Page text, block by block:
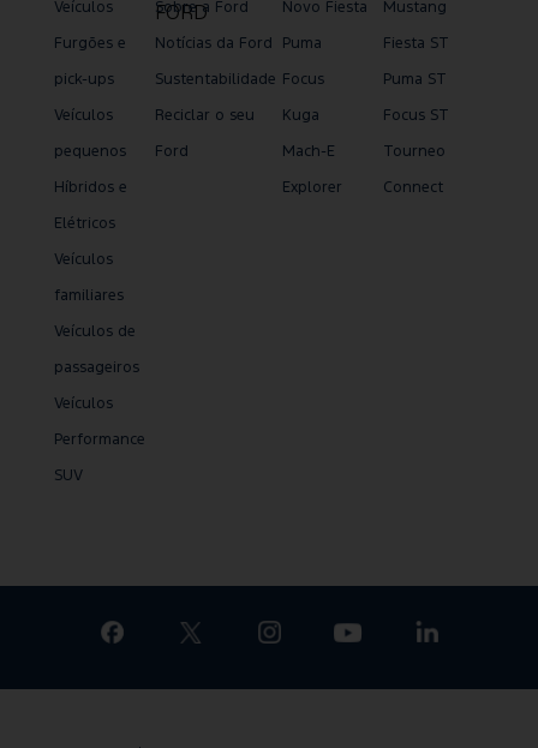
Veículos
Furgões e
pick-ups
Veículos
pequenos
Híbridos e
Elétricos
Veículos
familiares
Veículos de
passageiros
Veículos
Performance
SUV
FORD
Sobre a Ford
Notícias da Ford
Sustentabilidade
Reciclar o seu
Ford
Novo Fiesta
Puma
Focus
Kuga
Mach-E
Explorer
Mustang
Fiesta ST
Puma ST
Focus ST
Tourneo
Connect